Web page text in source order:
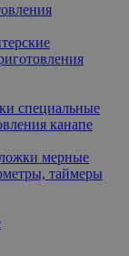
специальные
канапе
мерные
таймеры